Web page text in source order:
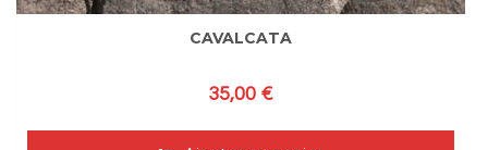
CAVALCATA
35,00 €